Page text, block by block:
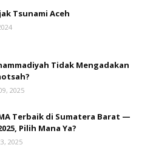
Tsunami Aceh
Tidak Mengadakan
2025
Terbaik di Sumatera Barat —
Pilih Mana Ya?
2025